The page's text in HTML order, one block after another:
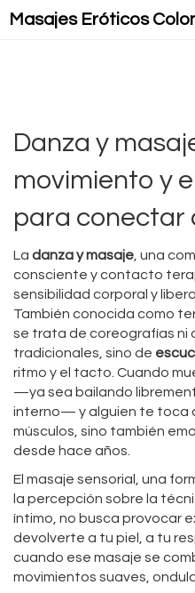
Masajes Eróticos
Danza y
movimiento y
para conectar
La danza y masaje una
consciente y contacto
sensibilidad corporal y
También conocida como
se trata de coreografías ni
tradicionales, sino de
ritmo y el tacto. Cuando
—ya sea bailando
interno— y alguien te toca
músculos, sino también
desde hace años.
El masaje sensorial
una
la percepción sobre la
íntimo , no busca provocar
devolverte a tu piel, a tu
cuando ese masaje se
movimientos suaves,